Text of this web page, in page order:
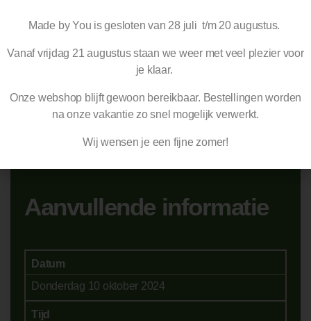
inclusief materiaal,
met wat lekkers.
Uitverkocht
Aanvullende informatie
Datum
Donderdag 10 oktober 2024
Tijd
Made by You is gesloten van 28 juli t/m 20 augustus.
Vanaf vrijdag 21 augustus staan we weer met veel plezier voor
je klaar.
Onze webshop blijft gewoon bereikbaar. Bestellingen worden
naonze vakantie zo snel mogelijk verwerkt.
Wij wensen je een fijne zomer!